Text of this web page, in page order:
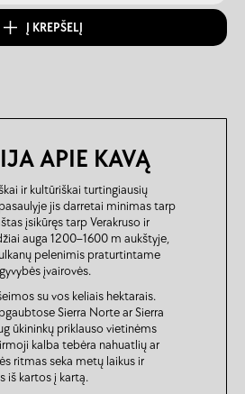
Į KREPŠELĮ
APIE KAVĄ
ir kultūriškai turtingiausių
jis darretai minimas tarp
įsikūręs tarp Verakruso ir
auga 1200–1600 m aukštyje,
pelenimis praturtintame
įvairovės.
su vos keliais hektarais.
Sierra Norte ar Sierra
ūkininkų priklauso vietinėms
kalba tebėra nahuatlių ar
ritmas seka metų laikus ir
iš kartos į kartą.